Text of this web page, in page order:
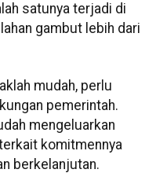
satunya terjadi di
gambut lebih dari
mudah, perlu
pemerintah.
mengeluarkan
komitmennya
berkelanjutan.